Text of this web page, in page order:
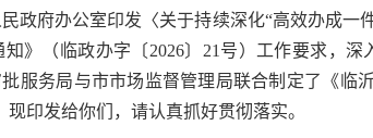
政府办公室印发〈关于持续深化“高效办成一
》（临政办字〔2026〕21号）工作要求，
服务局与市市场监督管理局联合制定了《临
印发给你们，请认真抓好贯彻落实。